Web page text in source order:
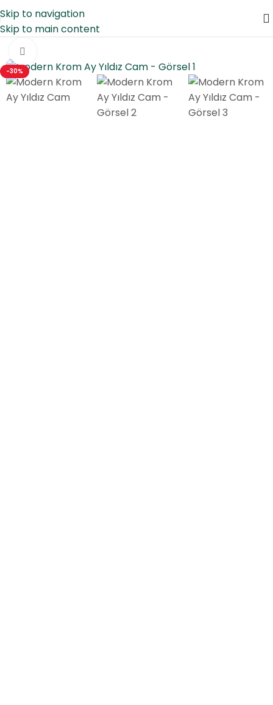
Skip to navigation
Skip to main content
Ana Sayfa/Cam Tablo
-30%